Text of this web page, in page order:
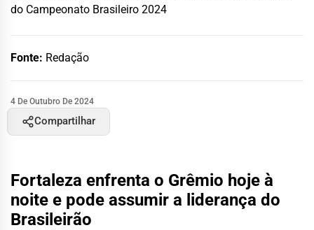
do Campeonato Brasileiro 2024
Fonte: Redação
4 De Outubro De 2024
Compartilhar
Fortaleza enfrenta o Grêmio hoje à
noite e pode assumir a liderança do
Brasileirão